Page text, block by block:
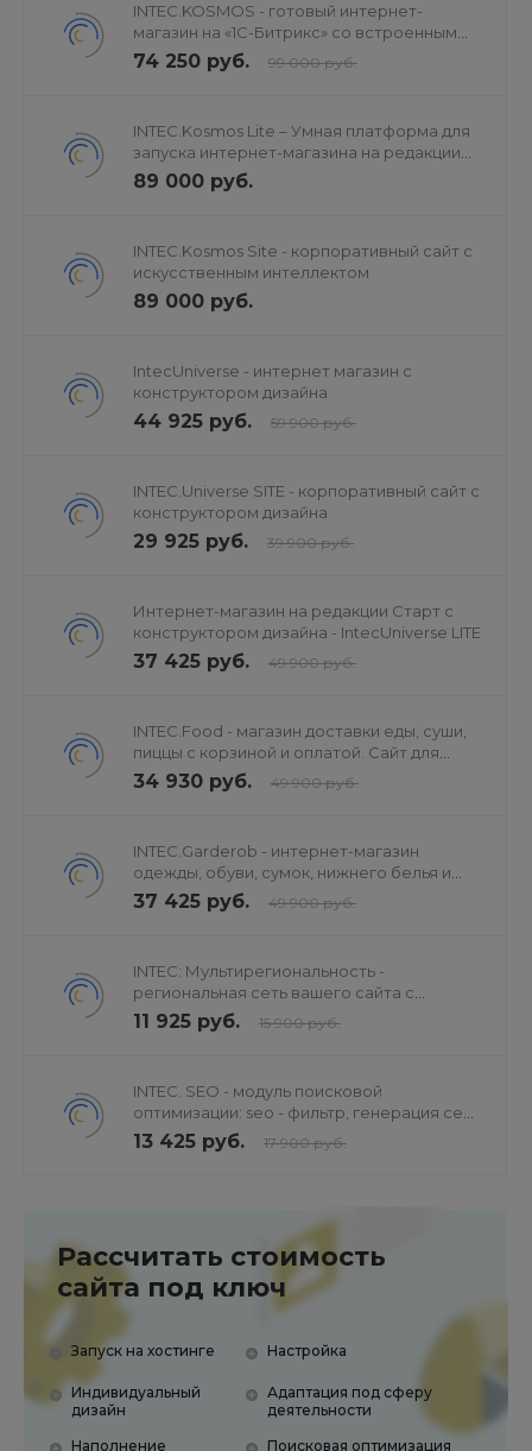
INTEC.KOSMOS - готовый интернет-
магазин на «1С-Битрикс» со встроенным
искусственным интеллектом
74 250 руб. 99 000 руб.
INTEC.Kosmos Lite – Умная платформа для
запуска интернет-магазина на редакции
«Старт»
89 000 руб.
INTEC.Kosmos Site - корпоративный сайт с
искусственным интеллектом
89 000 руб.
IntecUniverse - интернет магазин с
конструктором дизайна
44 925 руб. 59 900 руб.
INTEC.Universe SITE - корпоративный сайт с
конструктором дизайна
29 925 руб. 39 900 руб.
Интернет-магазин на редакции Старт с
конструктором дизайна - IntecUniverse LITE
37 425 руб. 49 900 руб.
INTEC.Food - магазин доставки еды, суши,
пиццы с корзиной и оплатой. Сайт для
ресторанов и кафе
34 930 руб. 49 900 руб.
INTEC.Garderob - интернет-магазин
одежды, обуви, сумок, нижнего белья и
аксессуаров
37 425 руб. 49 900 руб.
INTEC: Мультирегиональность -
региональная сеть вашего сайта с
продвижением в поисковиках
11 925 руб. 15 900 руб.
INTEC. SEO - модуль поисковой
оптимизации: seo - фильтр, генерация сео
- текстов, H1, мета-тегов
13 425 руб. 17 900 руб.
Рассчитать стоимость
сайта под ключ
Запуск на хостинге
Индивидуальный
дизайн
Наполнение
Настройка
Адаптация под сферу
деятельности
Поисковая оптимизация